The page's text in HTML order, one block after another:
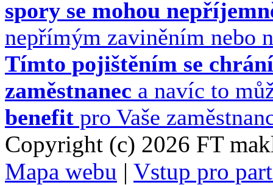
spory se mohou
nepřímým zaviněním nebo
Tímto pojištěním se
zaměstnanec a navíc to
benefit pro Vaše
Copyright (c) 2026 FT
Mapa webu | Vstup pro